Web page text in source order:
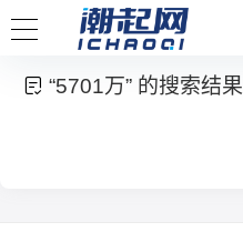
“5701万” 的搜索结果